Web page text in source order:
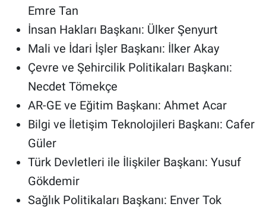
Emre Tan
İnsan Hakları Başkanı: Ülker Şenyurt
Mali ve İdari İşler Başkanı: İlker Akay
Çevre ve Şehircilik Politikaları Başkanı:
Necdet Tömekçe
AR-GE ve Eğitim Başkanı: Ahmet Acar
Bilgi ve İletişim Teknolojileri Başkanı: Cafer
Güler
Türk Devletleri ile İlişkiler Başkanı: Yusuf
Gökdemir
Sağlık Politikaları Başkanı: Enver Tok